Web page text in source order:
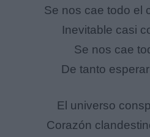
Se nos cae todo el
Inevitable casi
Se nos cae
De tanto
El universo
Corazón